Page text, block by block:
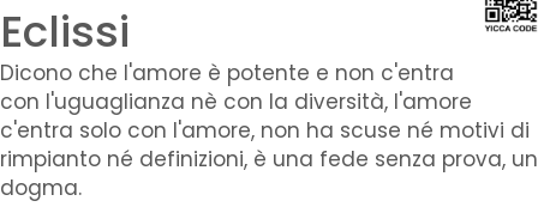
Eclissi
Dicono che l'amore è potente e non c'entra
con l'uguaglianza nè con la diversità, l'amore
c'entra solo con l'amore, non ha scuse né motivi di
rimpianto né definizioni, è una fede senza prova, un
dogma.